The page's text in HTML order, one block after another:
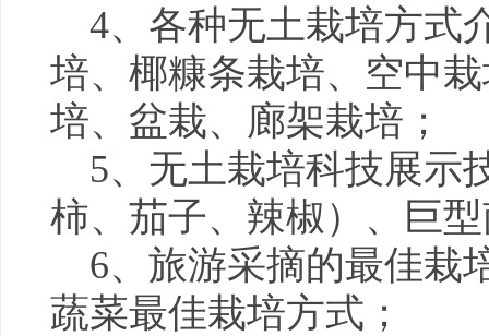
4、各种无土栽培方式
培、椰糠条栽培、空中
培、盆栽、廊架栽培；
5、无土栽培科技展示
柿、茄子、辣椒）、巨
6、旅游采摘的最佳栽
蔬菜最佳栽培方式；